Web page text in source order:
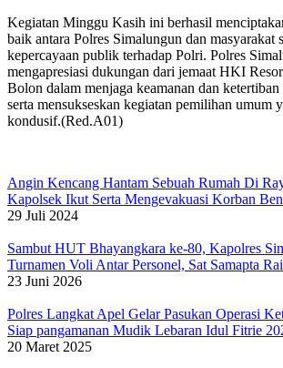
Kegiatan Minggu Kasih ini berhasil
baik antara Polres Simalungun dan masyarakat
kepercayaan publik terhadap Polri. Polres
mengapresiasi dukungan dari jemaat HKI
Bolon dalam menjaga keamanan dan ketertiban
serta mensukseskan kegiatan pemilihan umum
kondusif.(Red.A01)
Angin Kencang Hantam Sebuah Rumah Di
Kapolsek Ikut Serta Mengevakuasi Korban
29 Juli 2024
Sambut HUT Bhayangkara ke-80, Kapolres
Turnamen Voli Antar Personel, Sat Samapta
23 Juni 2026
Polres Langkat Apel Gelar Pasukan Operasi
Siap pangamanan Mudik Lebaran Idul Fitrie
20 Maret 2025